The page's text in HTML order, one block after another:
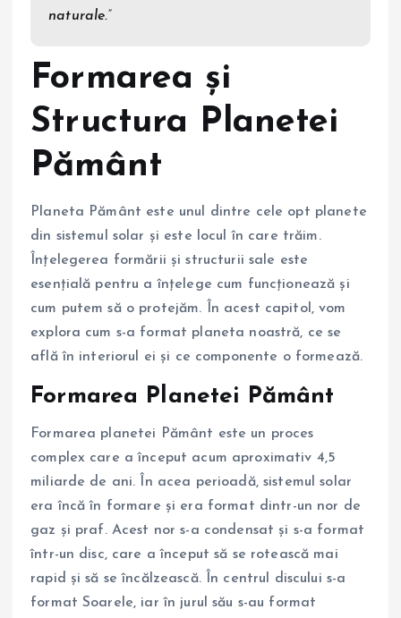
naturale.”
Formarea și
Structura Planetei
Pământ
Planeta Pământ este unul dintre cele opt planete
din sistemul solar și este locul în care trăim.
Înțelegerea formării și structurii sale este
esențială pentru a înțelege cum funcționează și
cum putem să o protejăm. În acest capitol, vom
explora cum s-a format planeta noastră, ce se
află în interiorul ei și ce componente o formează.
Formarea Planetei Pământ
Formarea planetei Pământ este un proces
complex care a început acum aproximativ 4,5
miliarde de ani. În acea perioadă, sistemul solar
era încă în formare și era format dintr-un nor de
gaz și praf. Acest nor s-a condensat și s-a format
într-un disc, care a început să se rotească mai
rapid și să se încălzească. În centrul discului s-a
format Soarele, iar în jurul său s-au format